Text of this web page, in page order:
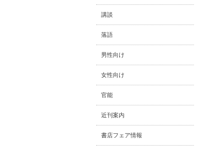
講談
落語
男性向け
女性向け
官能
近刊案内
書店フェア情報